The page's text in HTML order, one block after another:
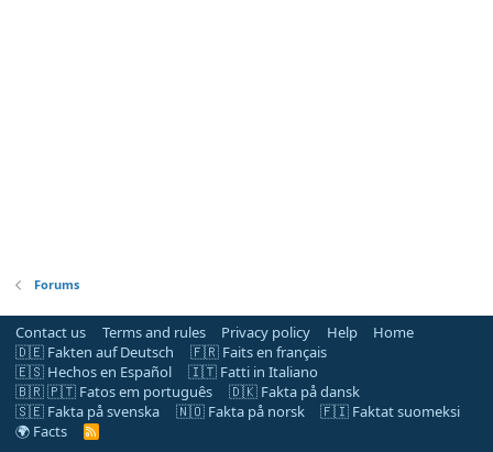
Forums
Contact us Terms and rules Privacy policy Help
Home
🇩🇪 Fakten auf Deutsch
🇫🇷 Faits en français
🇪🇸 Hechos en Español
🇮🇹 Fatti in Italiano
🇧🇷 🇵🇹 Fatos em português
🇩🇰 Fakta på dansk
🇸🇪 Fakta på svenska
🇳🇴 Fakta på norsk
🇫🇮 Faktat suomeksi
🌍 Facts
R